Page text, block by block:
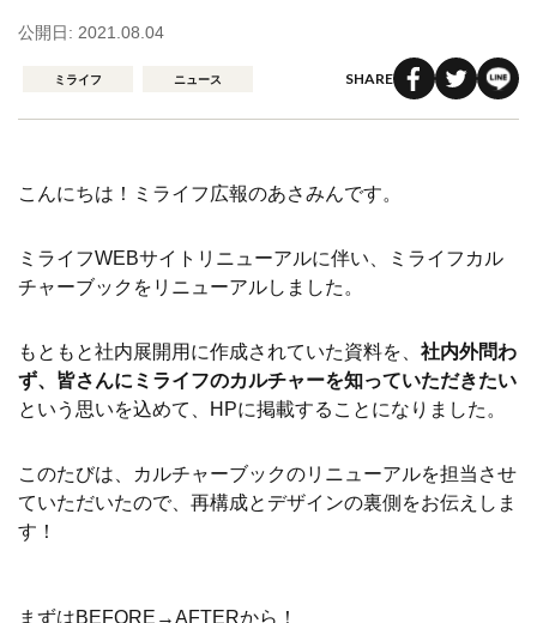
公開日: 2021.08.04
ミライフ ニュース SHARE
こんにちは！ミライフ広報のあさみんです。
ミライフWEBサイトリニューアルに伴い、ミライフカル
チャーブックをリニューアルしました。
もともと社内展開用に作成されていた資料を、 社内外問わ
ず、皆さんにミライフのカルチャーを知っていただきたい
という思いを込めて、HPに掲載することになりました。
このたびは、カルチャーブックのリニューアルを担当させ
ていただいたので、再構成とデザインの裏側をお伝えしま
す！
まずはBEFORE→AFTERから！